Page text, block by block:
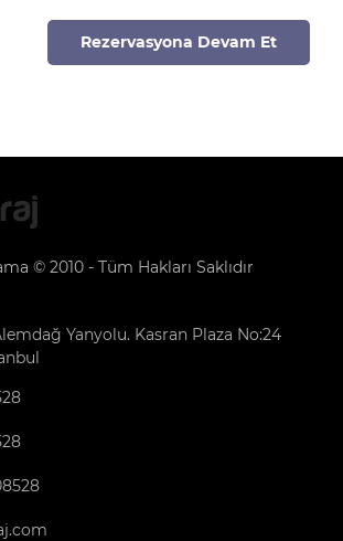
Rezervasyona Devam Et
© 2010 - Tüm Hakları Saklıdır
Yanyolu. Kasran Plaza No:24